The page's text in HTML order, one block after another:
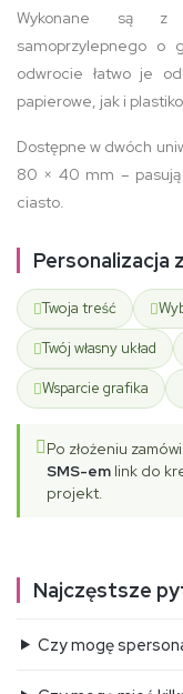
Wykonane są z
samoprzylepnego o
odwrocie łatwo je
papierowe, jak i
Dostępne w dwóch
80 × 40 mm – pasują
ciasto.
Personalizacja
Twoja treść
Twój własny układ
Wsparcie grafika
Po złożeniu
SMS-em link do
projekt.
Najczęstsze
Czy mogę